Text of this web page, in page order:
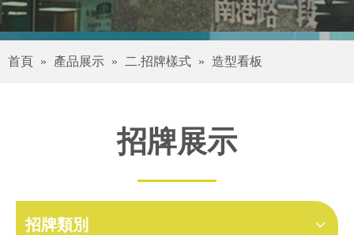
首頁 » 產品展示 » 二.招牌樣式 » 造型看板
招牌展示
招牌類別